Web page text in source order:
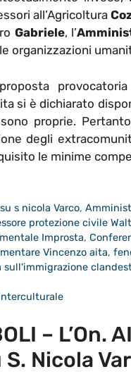
all’Agricoltura
Gabriele, l’
organizzazioni
si è dichiarato
proprie.
degli
le minime
s nicola Varco,
protezione civile
Improsta,
Vincenzo aita,
sull'immigrazione
– L’On.
Nicola